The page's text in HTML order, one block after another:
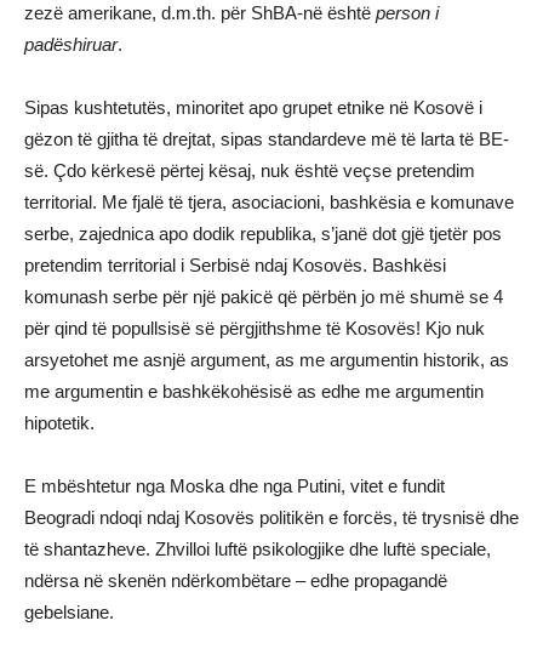
zezë amerikane, d.m.th. për ShBA-në është person i
padëshiruar.
Sipas kushtetutës, minoritet apo grupet etnike në Kosovë i
gëzon të gjitha të drejtat, sipas standardeve më të larta të BE-
së. Çdo kërkesë përtej kësaj, nuk është veçse pretendim
territorial. Me fjalë të tjera, asociacioni, bashkësia e komunave
serbe, zajednica apo dodik republika, s’janë dot gjë tjetër pos
pretendim territorial i Serbisë ndaj Kosovës. Bashkësi
komunash serbe për një pakicë që përbën jo më shumë se 4
për qind të popullsisë së përgjithshme të Kosovës! Kjo nuk
arsyetohet me asnjë argument, as me argumentin historik, as
me argumentin e bashkëkohësisë as edhe me argumentin
hipotetik.
E mbështetur nga Moska dhe nga Putini, vitet e fundit
Beogradi ndoqi ndaj Kosovës politikën e forcës, të trysnisë dhe
të shantazheve. Zhvilloi luftë psikologjike dhe luftë speciale,
ndërsa në skenën ndërkombëtare – edhe propagandë
gebelsiane.